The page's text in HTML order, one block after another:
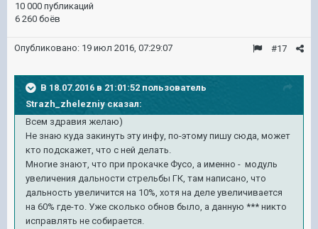
10 000 публикаций
6 260 боёв
#17
Опубликовано: 19 июл 2016, 07:29:07
В 18.07.2016 в 21:01:52 пользователь
Strazh_zhelezniy сказал:
Всем здравия желаю)
Не знаю куда закинуть эту инфу, по-этому пишу сюда, может
кто подскажет, что с ней делать.
Многие знают, что при прокачке Фусо, а именно - модуль
увеличения дальности стрельбы ГК, там написано, что
дальность увеличится на 10%, хотя на деле увеличивается
на 60% где-то. Уже сколько обнов было, а данную *** никто
исправлять не собирается.